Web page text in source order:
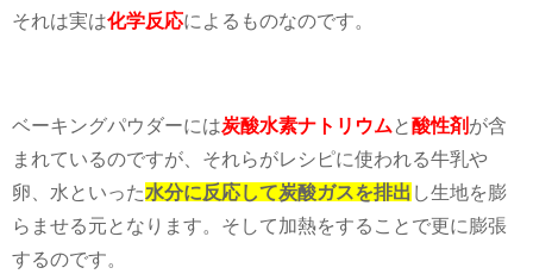
それは実は化学反応によるものなのです。
ベーキングパウダーには炭酸水素ナトリウム と酸性剤 が含
まれているのですが、それらがレシピに使われる牛乳や
卵、水といった水分に反応して炭酸ガスを排出 し生地を膨
らませる元となります。そして加熱をすることで更に膨張
するのです。